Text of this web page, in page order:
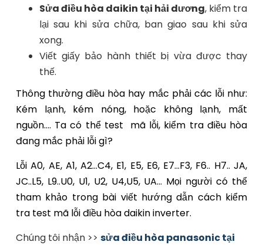
Sửa điều hòa daikin tại hải dương, kiểm tra
lại sau khi sửa chữa, ban giao sau khi sửa
xong.
Viết giấy bảo hành thiết bị vừa được thay
thế.
Thông thường điều hòa hay mắc phải các lỗi như:
Kém lạnh, kém nóng, hoặc không lạnh, mất
nguồn…. Ta có thể test mã lỗi, kiểm tra điều hòa
đang mắc phải lỗi gì?
Lỗi A0, AE, A1, A2…C4, E1, E5, E6, E7…F3, F6.. H7.. JA,
JC..L5, L9..U0, U1, U2, U4,U5, UA… Mọi người có thể
tham khảo trong bài viết hướng dẫn cách kiểm
tra test mã lỗi điều hòa daikin inverter.
Chúng tôi nhận >> sửa điều hòa panasonic tại